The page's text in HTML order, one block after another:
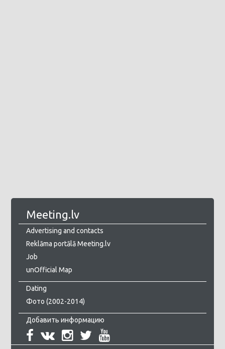
Meeting.lv
Advertising and contacts
Reklāma portālā Meeting.lv
Job
unOfficial Map
Dating
Фото (2002-2014)
Добавить информацию